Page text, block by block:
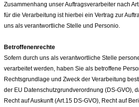
Zusammenhang unser Auftragsverarbeiter nach
für die Verarbeitung ist hierbei ein Vertrag zur
uns als verantwortliche Stelle und Personio.
Betroffenenrechte
Sofern durch uns als verantwortliche Stelle
verarbeitet werden, haben Sie als betroffene
Rechtsgrundlage und Zweck der Verarbeitung
der EU Datenschutzgrundverordnung (DS-GVO),
Recht auf Auskunft (Art.15 DS-GVO), Recht auf